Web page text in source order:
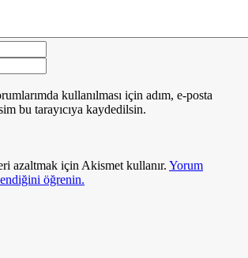
kullanılması için adım, e-posta
bu tarayıcıya kaydedilsin.
azaltmak için Akismet kullanır. Yorum
öğrenin.